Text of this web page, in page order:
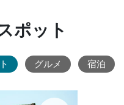
ポット
グルメ 宿泊